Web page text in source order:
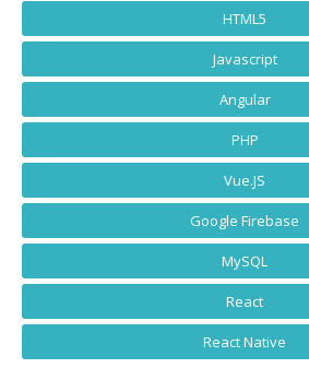
HTML5
Javascript
Angular
PHP
Vue.JS
Google Firebase
MySQL
React
React Native